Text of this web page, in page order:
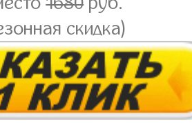
скидка)